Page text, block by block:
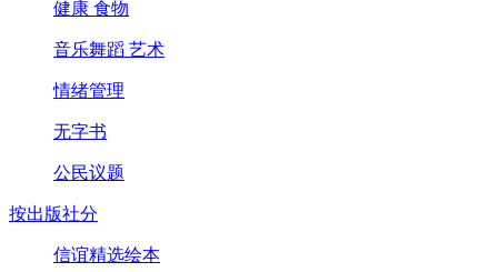
健康 食物
音乐舞蹈 艺术
情绪管理
无字书
公民议题
按出版社分
信谊精选绘本